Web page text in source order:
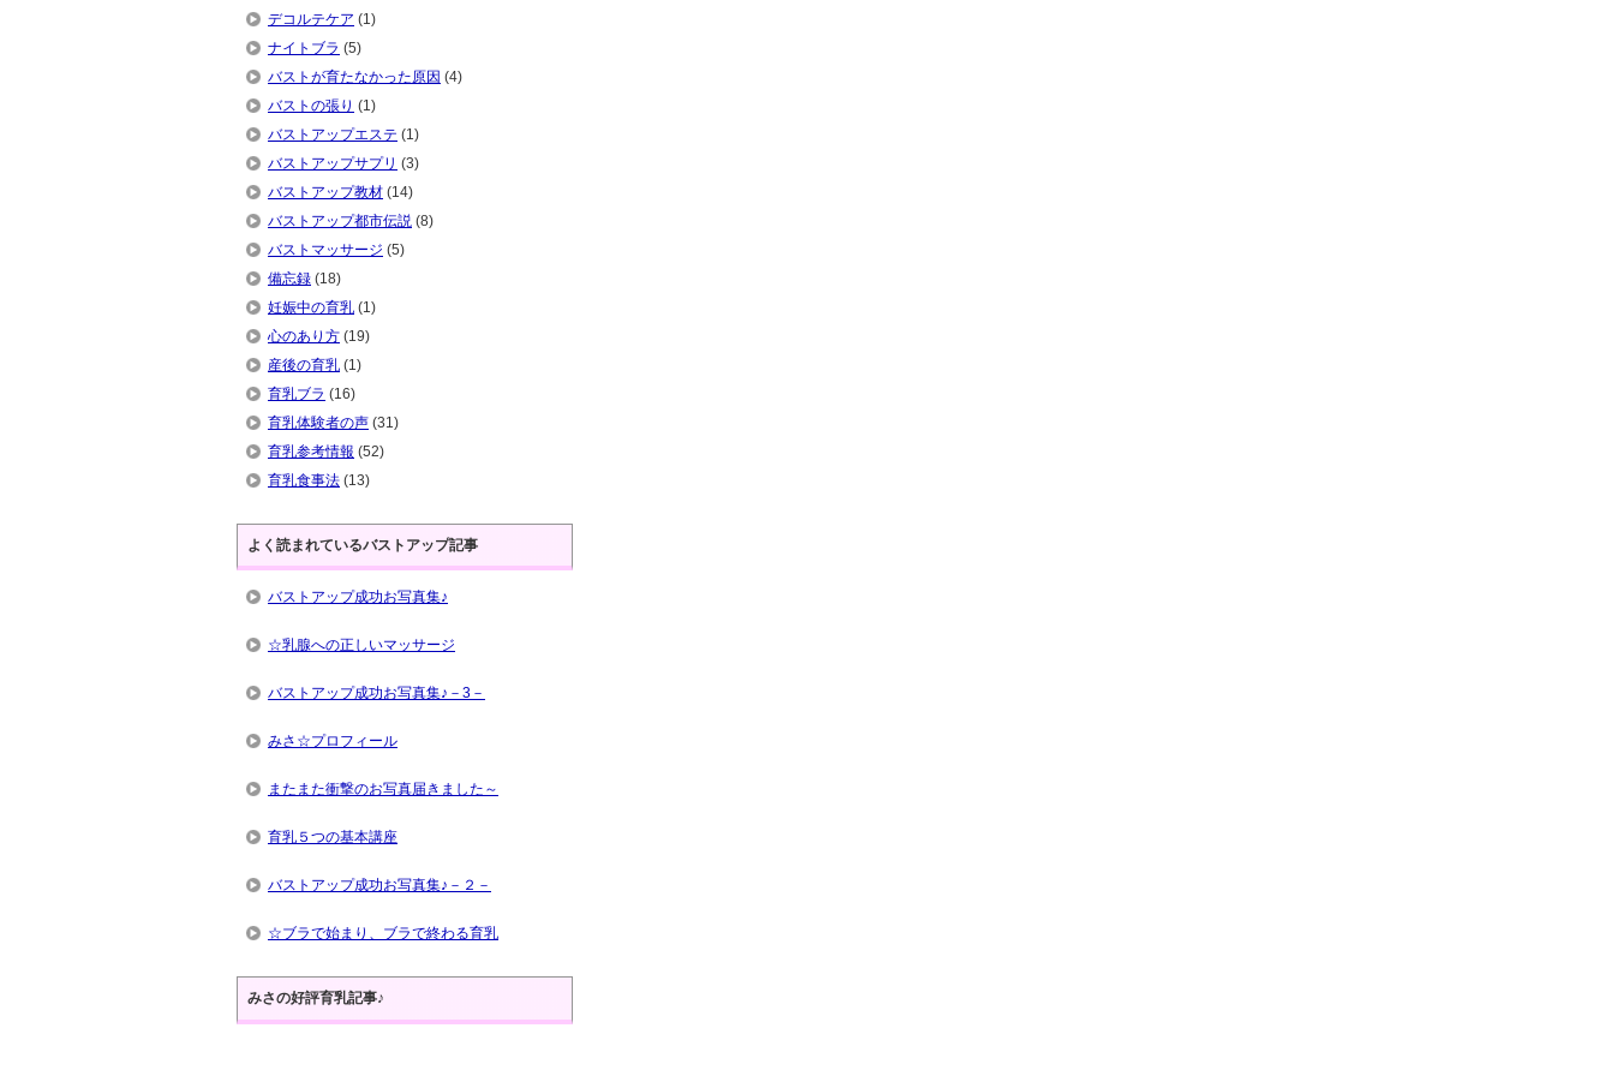
デコルテケア (1)
ナイトブラ (5)
バストが育たなかった原因 (4)
バストの張り (1)
バストアップエステ (1)
バストアップサプリ (3)
バストアップ教材 (14)
バストアップ都市伝説 (8)
バストマッサージ (5)
備忘録 (18)
妊娠中の育乳 (1)
心のあり方 (19)
産後の育乳 (1)
育乳ブラ (16)
育乳体験者の声 (31)
育乳参考情報 (52)
育乳食事法 (13)
よく読まれているバストアップ記事
バストアップ成功お写真集♪
☆乳腺への正しいマッサージ
バストアップ成功お写真集♪－3－
みさ☆プロフィール
またまた衝撃のお写真届きました～
育乳５つの基本講座
バストアップ成功お写真集♪－２－
☆ブラで始まり、ブラで終わる育乳
みさの好評育乳記事♪